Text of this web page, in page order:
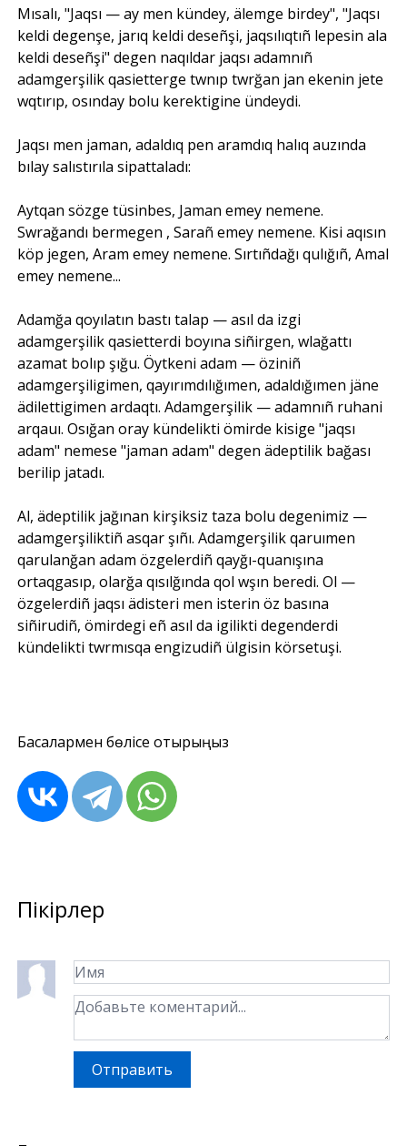
Mısalı, "Jaqsı — ay men kündey, älemge birdey", "Jaqsı
keldi degenşe, jarıq keldi deseñşi, jaqsılıqtıñ lepesin ala
keldi deseñşi" degen naqıldar jaqsı adamnıñ
adamgerşilik qasietterge twnıp twrğan jan ekenin jete
wqtırıp, osınday bolu kerektigine ündeydi.
Jaqsı men jaman, adaldıq pen aramdıq halıq auzında
bılay salıstırıla sipattaladı:
Aytqan sözge tüsinbes, Jaman emey nemene.
Swrağandı bermegen , Sarañ emey nemene. Kisi aqısın
köp jegen, Aram emey nemene. Sırtıñdağı qulığıñ, Amal
emey nemene...
Adamğa qoyılatın bastı talap — asıl da izgi
adamgerşilik qasietterdi boyına siñirgen, wlağattı
azamat bolıp şığu. Öytkeni adam — öziniñ
adamgerşiligimen, qayırımdılığımen, adaldığımen jäne
ädilettigimen ardaqtı. Adamgerşilik — adamnıñ ruhani
arqauı. Osığan oray kündelikti ömirde kisige "jaqsı
adam" nemese "jaman adam" degen ädeptilik bağası
berilip jatadı.
Al, ädeptilik jağınan kirşiksiz taza bolu degenimiz —
adamgerşiliktiñ asqar şıñı. Adamgerşilik qaruımen
qarulanğan adam özgelerdiñ qayğı-quanışına
ortaqgasıp, olarğa qısılğında qol wşın beredi. Ol —
özgelerdiñ jaqsı ädisteri men isterin öz basına
siñirudiñ, ömirdegi eñ asıl da igilikti degenderdi
kündelikti twrmısqa engizudiñ ülgisin körsetuşi.
Басқалармен бөлісе отырыңыз
Пікірлер
Отправить